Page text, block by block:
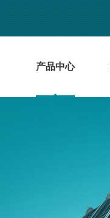
产品中心